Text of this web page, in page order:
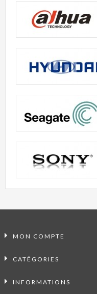
MON COMPTE
CATÉGORIES
INFORMATIONS